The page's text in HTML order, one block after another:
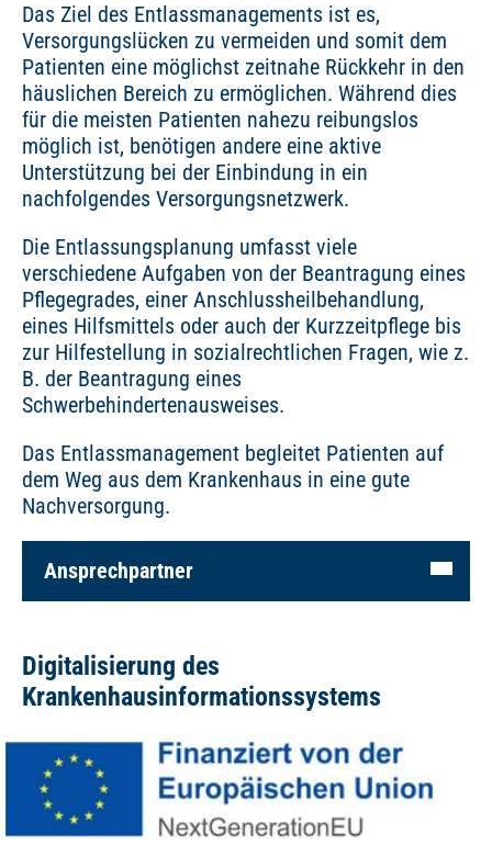
Das Ziel des Entlassmanagements ist es,
Versorgungslücken zu vermeiden und somit dem
Patienten eine möglichst zeitnahe Rückkehr in den
häuslichen Bereich zu ermöglichen. Während dies
für die meisten Patienten nahezu reibungslos
möglich ist, benötigen andere eine aktive
Unterstützung bei der Einbindung in ein
nachfolgendes Versorgungsnetzwerk.
Die Entlassungsplanung umfasst viele
verschiedene Aufgaben von der Beantragung eines
Pflegegrades, einer Anschlussheilbehandlung,
eines Hilfsmittels oder auch der Kurzzeitpflege bis
zur Hilfestellung in sozialrechtlichen Fragen, wie z.
B. der Beantragung eines
Schwerbehindertenausweises.
Das Entlassmanagement begleitet Patienten auf
dem Weg aus dem Krankenhaus in eine gute
Nachversorgung.
Ansprechpartner
Digitalisierung des
Krankenhausinformationssystems